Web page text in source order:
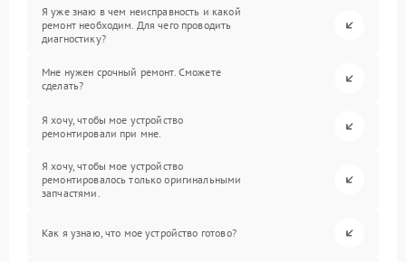
Я уже знаю в чем неисправность и какой
ремонт необходим. Для чего проводить
диагностику?
Мне нужен срочный ремонт. Сможете
сделать?
Я хочу, чтобы мое устройство
ремонтировали при мне.
Я хочу, чтобы мое устройство
ремонтировалось только оригинальными
запчастями.
Как я узнаю, что мое устройство готово?